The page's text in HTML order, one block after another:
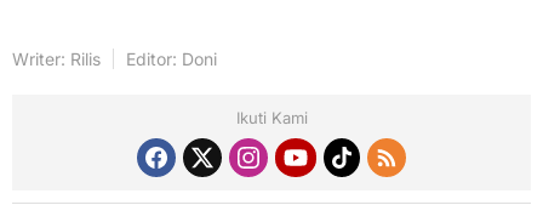
Writer: Rilis Editor: Doni
Ikuti Kami